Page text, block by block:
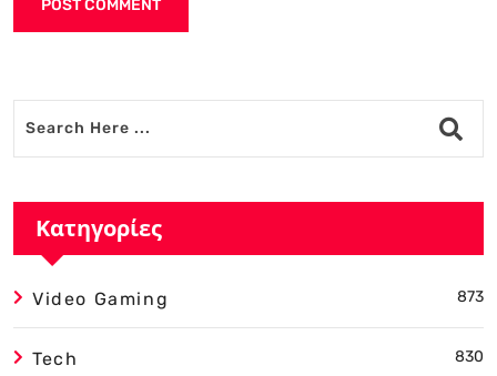
Κατηγορίες
Video Gaming 873
Tech 830